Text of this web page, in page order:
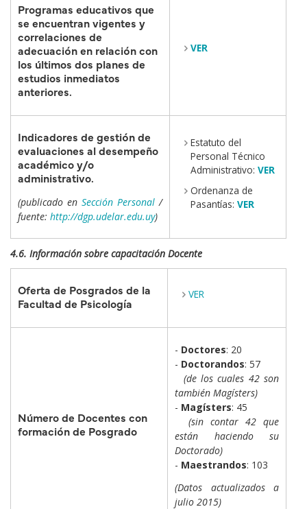
Programas educativos que
se encuentran vigentes y
correlaciones de
adecuación en relación con
los últimos dos planes de
estudios inmediatos
anteriores.
VER
Indicadores de gestión de
evaluaciones al desempeño
académico y/o
administrativo.
(publicado en Sección Personal /
fuente: http://dgp.udelar.edu.uy)
Estatuto del
Personal Técnico
Administrativo: VER
Ordenanza de
Pasantías: VER
4.6. Información sobre capacitación Docente
Oferta de Posgrados de la
Facultad de Psicología
VER
Número de Docentes con
formación de Posgrado
- Doctores: 20
- Doctorandos: 57
(de los cuales 42 son
también Magísters)
- Magísters: 45
(sin contar 42 que
están haciendo su
Doctorado)
- Maestrandos: 103
(Datos actualizados a
julio 2015)